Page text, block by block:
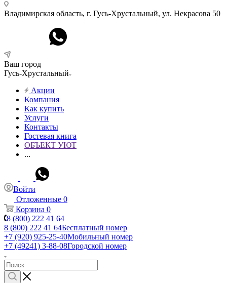
Владимирская область, г. Гусь-Хрустальный, ул. Некрасова 50
Ваш город
Гусь-Хрустальный
Акции
Компания
Как купить
Услуги
Контакты
Гостевая книга
ОБЪЕКТ УЮТ
...
Войти
Отложенные 0
Корзина 0
8 (800) 222 41 64
8 (800) 222 41 64Бесплатный номер
+7 (920) 925-25-40Мобильный номер
+7 (49241) 3-88-08Городской номер